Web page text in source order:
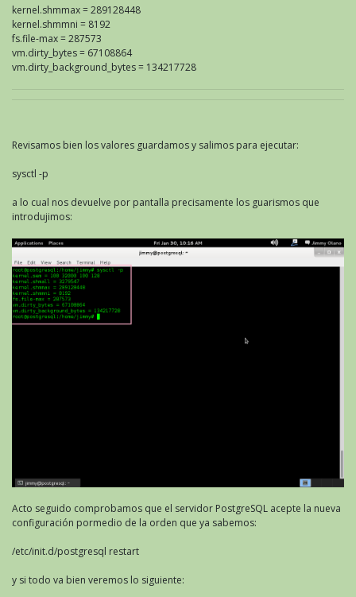
kernel.shmmax = 289128448
kernel.shmmni = 8192
fs.file-max = 287573
vm.dirty_bytes = 67108864
vm.dirty_background_bytes = 134217728
Revisamos bien los valores guardamos y salimos para ejecutar:
sysctl -p
a lo cual nos devuelve por pantalla precisamente los guarismos que
introdujimos:
Acto seguido comprobamos que el servidor PostgreSQL acepte la nueva
configuración pormedio de la orden que ya sabemos:
/etc/init.d/postgresql restart
y si todo va bien veremos lo siguiente: